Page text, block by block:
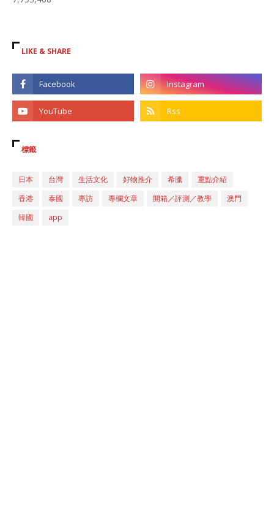
LIKE & SHARE
標籤
日本 台灣 生活文化 好物推介 希臘
重點介紹
香港
泰國 專訪 專欄文章 開箱／評測／教學
澳門
韓國
app